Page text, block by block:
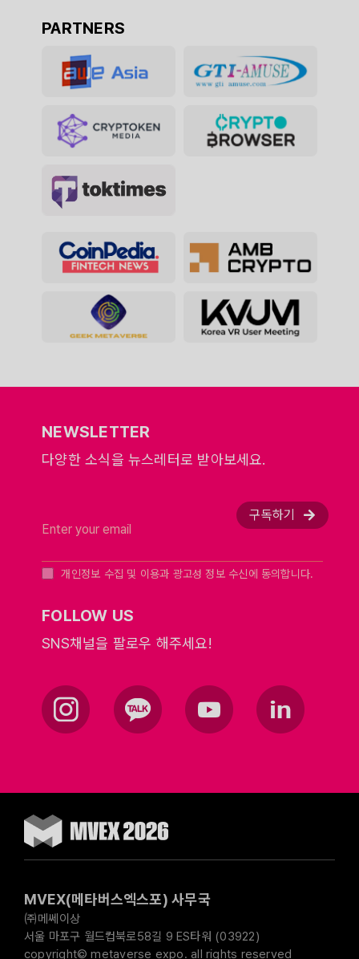
PARTNERS
NEWSLETTER
다양한 소식을 뉴스레터로 받아보세요.
구독하기
개인정보 수집 및 이용과 광고성 정보 수신에 동의합니다.
FOLLOW US
SNS채널을 팔로우 해주세요!
MVEX(메타버스엑스포) 사무국
㈜메쎄이상
서울 마포구 월드컵북로58길 9 ES타워 (03922)
copyright© metaverse expo. all rights reserved